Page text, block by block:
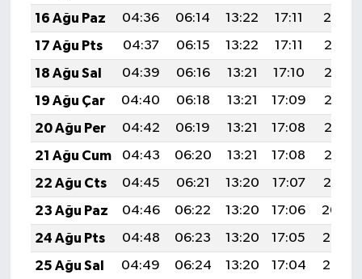
16 Ağu Paz
04:36 06:14 13:22 17:11
20:19
17 Ağu Pts
04:37 06:15 13:22 17:11
20:18
18 Ağu Sal
04:39 06:16 13:21 17:10
20:16
19 Ağu Çar
04:40 06:18 13:21 17:09
20:15
20 Ağu Per
04:42 06:19 13:21 17:08
20:13
21 Ağu Cum
04:43 06:20 13:21 17:08
20:12
22 Ağu Cts
04:45 06:21 13:20 17:07
20:10
23 Ağu Paz
04:46 06:22 13:20 17:06
20:09
24 Ağu Pts
04:48 06:23 13:20 17:05
20:07
25 Ağu Sal
04:49 06:24 13:20 17:04 20:06